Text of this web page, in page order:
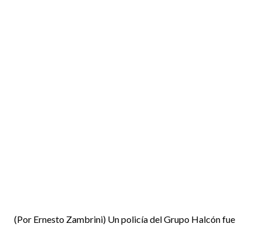
(Por Ernesto Zambrini) Un policía del Grupo Halcón fue